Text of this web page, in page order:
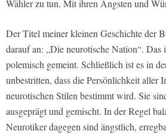
Wähler zu tun. Mit ihren Ängsten und
Der Titel meiner kleinen Geschichte der
darauf an: „Die neurotische Nation“. Das
polemisch gemeint. Schließlich ist es in
unbestritten, dass die Persönlichkeit aller
neurotischen Stilen bestimmt wird. Sie
ausgeprägt und gemischt. In der Regel
Neurotiker dagegen sind ängstlich,